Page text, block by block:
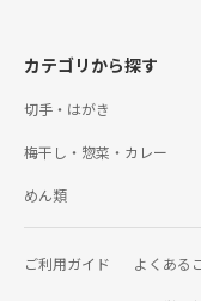
カテゴリから探す
切手・はがき
梅干し・惣菜・カレー
めん類
ご利用ガイド よくある